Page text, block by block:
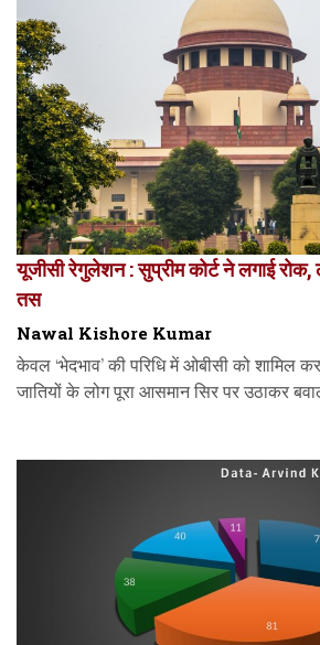
यूजीसी रेगुलेशन : सुप्रीम कोर्ट ने लगाई
तस
Nawal Kishore Kumar
केवल ‘भेदभाव’ की परिधि में ओबीसी को शामिल
जातियों के लोग पूरा आसमान सिर पर उठाकर